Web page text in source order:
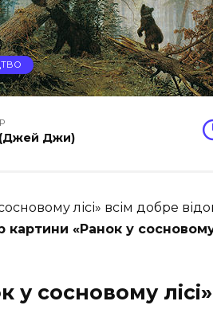
(Джей Джи)
лісі» всім добре
картини «Ранок у сосновому
у сосновому